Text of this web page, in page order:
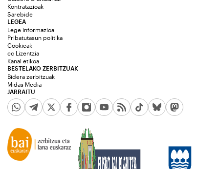
Kontratazioak
Sarebide
JARRAITU
LEGEA
Lege informazioa
Pribatutasun politika
Cookieak
cc Lizentzia
Kanal etikoa
BESTELAKO ZERBITZUAK
Bidera zerbitzuak
Midas Media